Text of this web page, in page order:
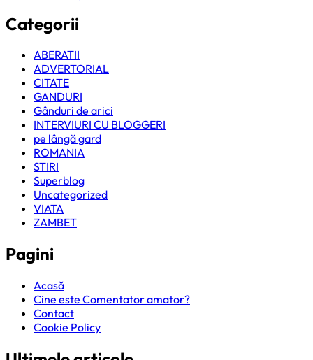
Categorii
ABERATII
ADVERTORIAL
CITATE
GANDURI
Gânduri de arici
INTERVIURI CU BLOGGERI
pe lângă gard
ROMANIA
STIRI
Superblog
Uncategorized
VIATA
ZAMBET
Pagini
Acasă
Cine este Comentator amator?
Contact
Cookie Policy